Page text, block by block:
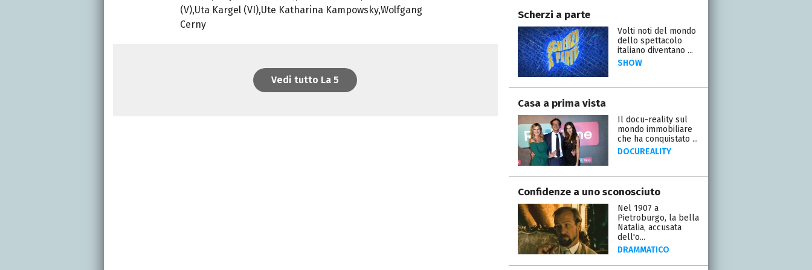
(V),Uta Kargel (VI),Ute Katharina Kampowsky,Wolfgang
Cerny
Vedi tutto La 5
Scherzi a parte
Volti noti del mondo
dello spettacolo
italiano diventano ...
SHOW
Casa a prima vista
Il docu-reality sul
mondo immobiliare
che ha conquistato ...
DOCUREALITY
Confidenze a uno sconosciuto
Nel 1907 a
Pietroburgo, la bella
Natalia, accusata
dell'o...
DRAMMATICO